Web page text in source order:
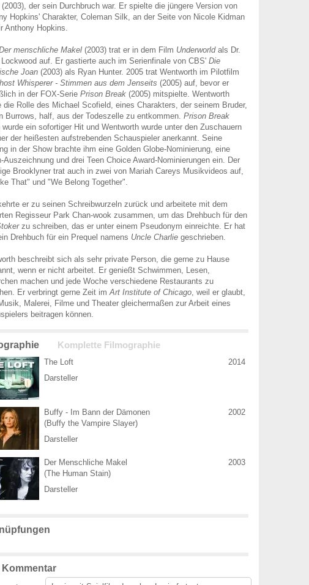
(2003), der sein Durchbruch war. Er spielte die jüngere Version von
Hopkins' Charakter, Coleman Silk, an der Seite von Nicole Kidman
Anthony Hopkins.
menschliche Makel (2003) trat er in dem Film Underworldals Dr.
auf. Er gastierte auch im Serienfinale von CBS' Die
Joan (2003) als Ryan Hunter. 2005 trat Wentworth im Pilotfilm
Whisperer - Stimmen aus dem Jenseits (2005) auf, bevor er
in der FOX-Serie Prison Break (2005) mitspielte. Wentworth
die Rolle des Michael Scofield, eines Charakters, der seinem Bruder,
Burrows, half, aus der Todeszelle zu entkommen. Prison Break
wurde ein sofortiger Hit und Wentworth wurde unter den Zuschauern
der heißesten aufstrebenden Schauspieler anerkannt. Seine
in der Show brachte ihm eine Golden Globe-Nominierung, eine
Auszeichnung und drei Teen Choice Award-Nominierungen ein. Der
Brooklyner trat auch in zwei von Mariah Careys Musikvideos auf,
That" und "We Belong Together".
er zu seinen Schreibwurzeln zurück und arbeitete mit dem
Regisseur Park Chan-wook zusammen, um das Drehbuch für den
zu schreiben, das er unter einem Pseudonym einreichte. Er hat
Drehbuch für ein Prequel namens Uncle Charlie geschrieben.
beschreibt sich als sehr private Person, die gerne zu Hause
wenn er nicht arbeitet. Er genießt Schwimmen, Lesen,
machen und jede Woche verschiedene Restaurants zu
Er verbringt gerne Zeit imArt Institute of Chicago, weil er glaubt,
Malerei, Filme und Theater gleichermaßen zur Arbeit eines
beitragen können.
Komplette Filmographie
The Loft
Darsteller
2014
Buffy - Im Bann der Dämonen
(Buffy the Vampire Slayer)
Darsteller
2002
Der Menschliche Makel
(The Human Stain)
Darsteller
2003
Kommentar